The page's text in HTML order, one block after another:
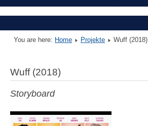
You are here: Home Projekte Wuff (2018)
Wuff (2018)
Storyboard